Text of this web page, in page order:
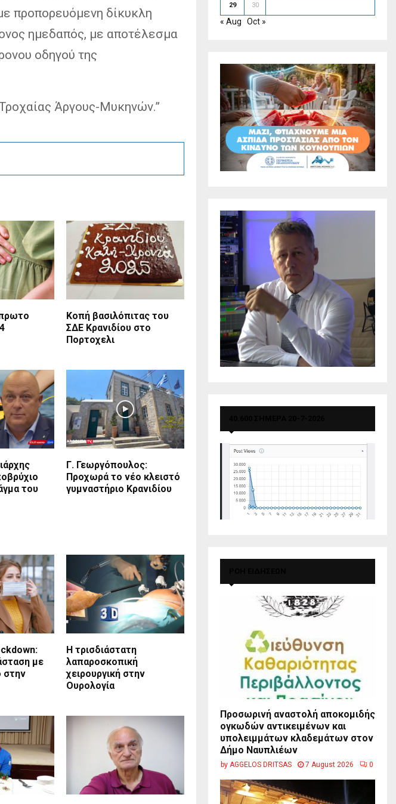
προπορευόμενη δίκυκλη
ημεδαπός, με αποτέλεσμα
οδηγού της
Άργους-Μυκηνών.”
Κοπή βασιλόπιτας του
ΣΔΕ Κρανιδίου στο
Πορτοχελι
του
Γ. Γεωργόπουλος:
Προχωρά το νέο κλειστό
γυμναστήριο Κρανιδίου
με
στην
Η τρισδιάστατη
λαπαροσκοπική
χειρουργική στην
Ουρολογία
29 30
« Aug Oct »
Προσωρινή αναστολή αποκομιδής
ογκωδών αντικειμένων και
υπολειμμάτων κλαδεμάτων στον
Δήμο Ναυπλιέων
by AGGELOS DRITSAS 7 August 2026 0